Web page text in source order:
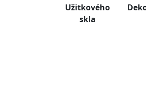
Užitkového
skla